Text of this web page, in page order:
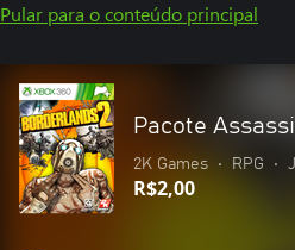
Pular para o conteúdo principal
Pacote
2K Games • RPG •
R$2,00